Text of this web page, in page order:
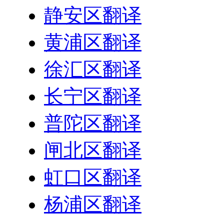
静安区翻译
黄浦区翻译
徐汇区翻译
长宁区翻译
普陀区翻译
闸北区翻译
虹口区翻译
杨浦区翻译